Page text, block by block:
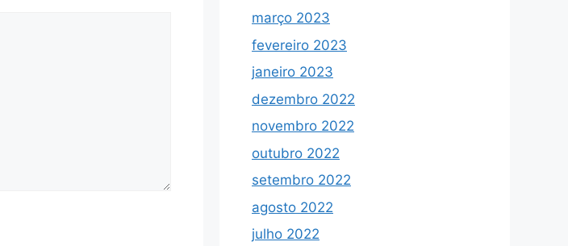
março 2023
fevereiro 2023
janeiro 2023
dezembro 2022
novembro 2022
outubro 2022
setembro 2022
agosto 2022
julho 2022